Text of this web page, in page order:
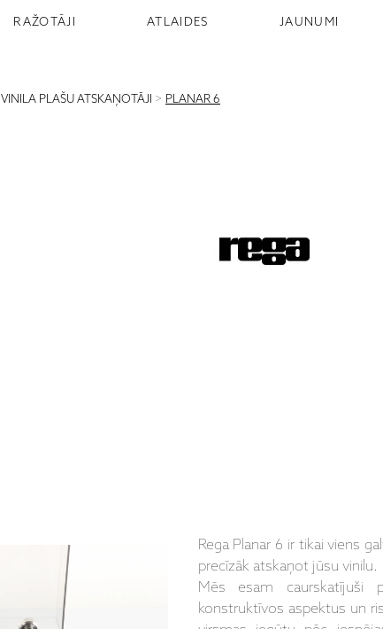
RAŽOTĀJI ATLAIDES JAUNUMI
VINILA PLAŠU ATSKAŅOTĀJI > PLANAR 6
Rega Planar 6 ir tikai viens
precīzāk atskaņot jūsu vinilu.
Mēs esam caurskatījuši
konstruktīvos aspektus un